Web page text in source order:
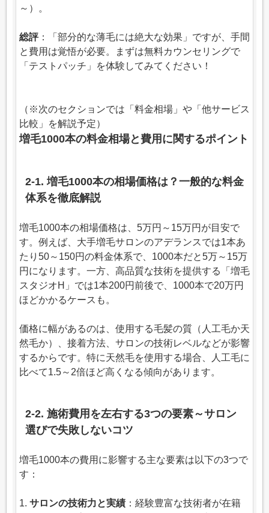
～）。
総評 ：「部分的な薄毛には絶大な効果」ですが、手間
と費用は覚悟が必要。まずは無料カウンセリングで
「テストパッチ」を体験してみてください！
（※次のセクションでは「料金相場」や「他サービス
比較」を解説予定）
増毛1000本の料金相場と費用に関するポイント
2-1. 増毛1000本の相場価格は？一般的な料金
体系を徹底解説
増毛1000本の相場価格は、5万円～15万円が目安で
す。例えば、大手増毛サロンのアデランスでは1本あ
たり50～150円の料金体系で、1000本だと5万～15万
円になります。一方、高品質な技術を提供する「増毛
スタジオH」では1本200円前後で、1000本で20万円
ほどかかるケースも。
価格に幅があるのは、使用する毛髪の質（人工毛か天
然毛か）、接着方法、サロンの技術レベルなどが影響
するからです。特に天然毛を使用する場合、人工毛に
比べて1.5～2倍ほど高くなる傾向があります。
2-2. 施術費用を左右する3つの要素～サロン
選びで失敗しないコツ
増毛1000本の費用に影響する主な要素は以下の3つで
す：
1. サロンの技術力と実績 ：経験豊富な技術者が在籍